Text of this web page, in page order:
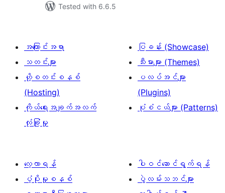
Tested with 6.6.5
အကြောင်းအရာ
သတင်းများ
ဟို့စတင်းစနစ်
(Hosting)
ကိုယ်ရေးအချက်အလက်
လုံခြုံမှု
ပြခန်း (Showcase)
သီးမားများ (Themes)
ပလပ်အင်များ
(Plugins)
ပုံစံငယ်များ (Patterns)
လေ့လာရန်
ပံ့ပိုးမှုစနစ်
ပါဝင်ဆောင်ရွက်ရန်
ပွဲလမ်းသဘင်များ